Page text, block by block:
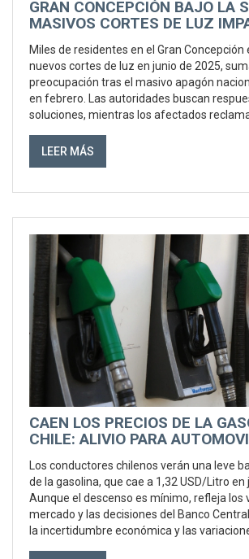
GRAN CONCEPCIÓN BAJO LA
MASIVOS CORTES DE LUZ
Miles de residentes en el Gran
nuevos cortes de luz en junio de 2025,
preocupación tras el masivo apagón
en febrero. Las autoridades buscan
soluciones, mientras los afectados
LEER MÁS
CAEN LOS PRECIOS DE LA
CHILE: ALIVIO PARA
Los conductores chilenos verán una leve
de la gasolina, que cae a 1,32 USD/Litro en
Aunque el descenso es mínimo, refleja los
mercado y las decisiones del Banco
la incertidumbre económica y las